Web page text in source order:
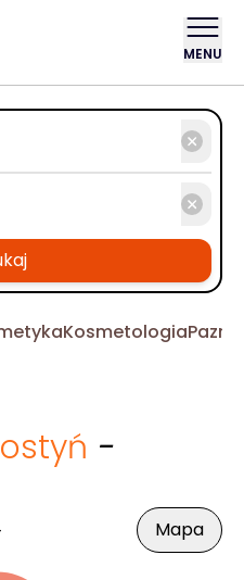
MENU
Kosmetologia
-
Mapa